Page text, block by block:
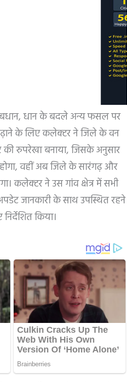
धान के बदले अन्य फसल पर
के लिए कलेक्टर ने जिले के वन
की रुपरेखा बनाया, जिसके अनुसार
होगा, वहीं अब जिले के सारंगढ़ और
कलेक्टर ने उस गांव क्षेत्र में सभी
जानकारी के साथ उपस्थित रहने
किया।